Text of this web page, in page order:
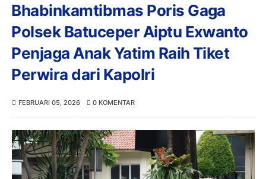
Bhabinkamtibmas Poris Gaga
Polsek Batuceper Aiptu Exwanto
Penjaga Anak Yatim Raih Tiket
Perwira dari Kapolri
FEBRUARI 05, 2026 0 KOMENTAR